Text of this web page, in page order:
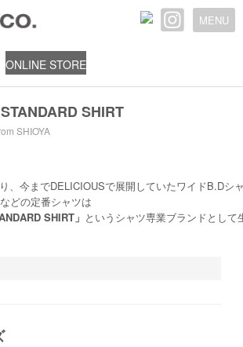
MENU
ONLINE STORE
SHIRT
SHIOYA
、今までDELICIOUSで展開していたワイドB.Dシ
どの定番シャツは
SHIRT」 というシャツ専業ブランドとして